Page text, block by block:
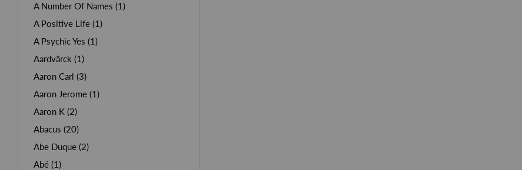
A Number Of Names (1)
A Positive Life (1)
A Psychic Yes (1)
Aardvärck (1)
Aaron Carl (3)
Aaron Jerome (1)
Aaron K (2)
Abacus (20)
Abe Duque (2)
Abé (1)